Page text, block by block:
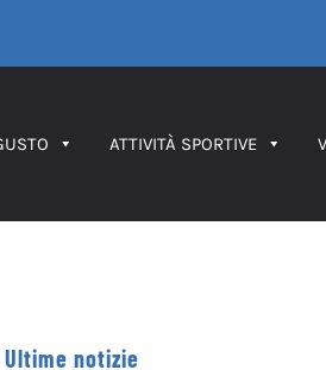
ATTIVITÀ SPORTIVE
Ultime notizie